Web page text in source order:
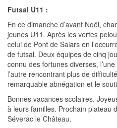
Futsal U11 :
En ce dimanche d’avant Noël,
jeunes U11. Après les vertes
celui de Pont de Salars en
de futsal. Deux équipes de cinq
connu des fortunes diverses,
l’autre rencontrant plus de
remarquable abnégation et le
Bonnes vacances scolaires.
à leurs familles. Prochain plateau
Séverac le Château.